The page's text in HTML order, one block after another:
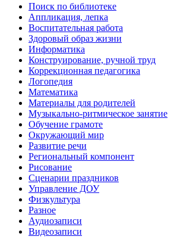
Поиск по библиотеке
Аппликация, лепка
Воспитательная работа
Здоровый образ жизни
Информатика
Конструирование, ручной труд
Коррекционная педагогика
Логопедия
Математика
Материалы для родителей
Музыкально-ритмическое занятие
Обучение грамоте
Окружающий мир
Развитие речи
Региональный компонент
Рисование
Сценарии праздников
Управление ДОУ
Физкультура
Разное
Аудиозаписи
Видеозаписи